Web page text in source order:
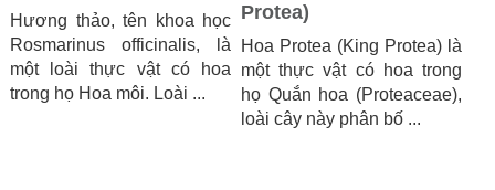
Hương thảo, tên khoa học
Rosmarinus officinalis, là
một loài thực vật có hoa
trong họ Hoa môi. Loài ...
Protea)
Hoa Protea (King Protea) là
một thực vật có hoa trong
họ Quắn hoa (Proteaceae),
loài cây này phân bố ...